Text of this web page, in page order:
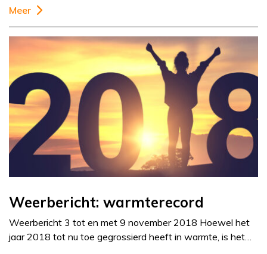
Meer
Weerbericht: warmterecord
Weerbericht 3 tot en met 9 november 2018 Hoewel het
jaar 2018 tot nu toe gegrossierd heeft in warmte, is het…